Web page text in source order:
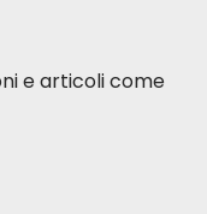
e articoli come